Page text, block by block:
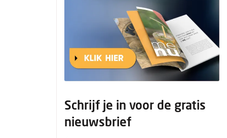
Schrijf je in voor de gratis
nieuwsbrief